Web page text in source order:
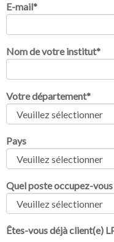
E-mail*
Nom de votre institut*
Votre département*
Pays
Quel poste occupez-
Êtes-vous déjà client(e)